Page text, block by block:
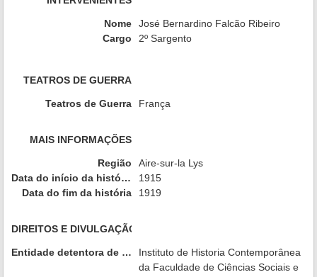
Nome
José Bernardino Falcão Ribeiro
Cargo
2º Sargento
TEATROS DE GUERRA
Teatros de Guerra França
MAIS INFORMAÇÕES
Região
Aire-sur-la Lys
Data do início da história
1915
Data do fim da história
1919
DIREITOS E DIVULGAÇÃO
Entidade detentora de direitos
Instituto de Historia Contemporânea
da Faculdade de Ciências Sociais e